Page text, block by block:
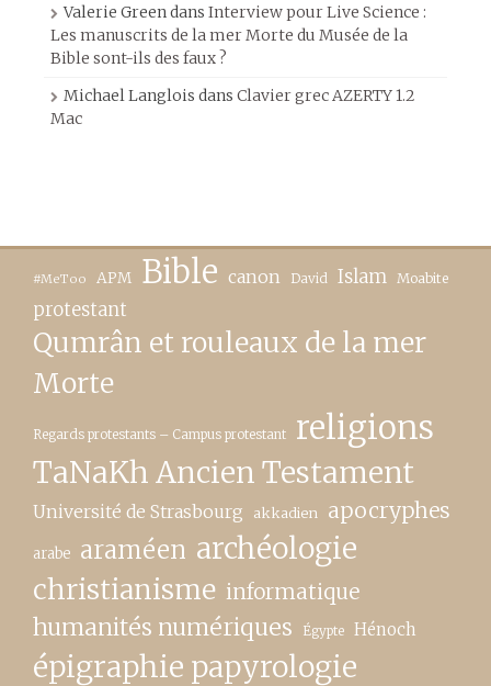
Valerie Greendans Interview pour Live Science :
Les manuscrits de la mer Morte du Musée de la
Bible sont-ils des faux ?
Michael Langlois dans Clavier grec AZERTY 1.2
Mac
#MeToo APM Bible canon David Islam Moabite
protestant
Qumrân et rouleaux de la mer
Morte
Regards protestants – Campus protestant religions
TaNaKh Ancien Testament
Université de Strasbourg akkadien apocryphes
arabe araméen archéologie
christianisme informatique
humanités numériques Égypte Hénoch
épigraphie papyrologie